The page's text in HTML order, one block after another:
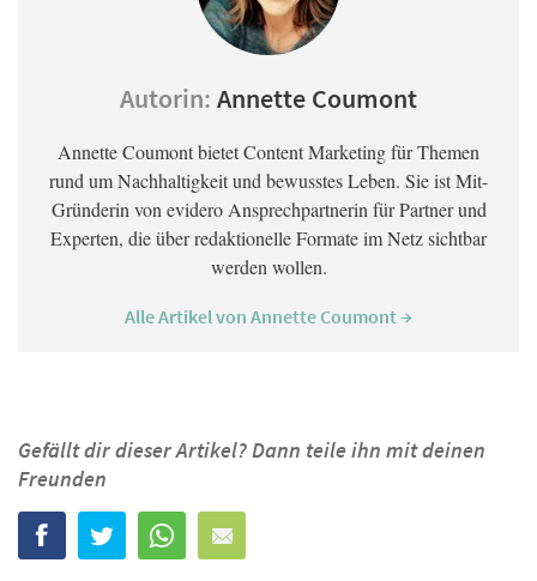
Autorin: Annette Coumont
Annette Coumont bietet Content Marketing für Themen
rund um Nachhaltigkeit und bewusstes Leben. Sie ist Mit-
Gründerin von evidero Ansprechpartnerin für Partner und
Experten, die über redaktionelle Formate im Netz sichtbar
werden wollen.
Alle Artikel von Annette Coumont →
Gefällt dir dieser Artikel? Dann teile ihn mit deinen
Freunden